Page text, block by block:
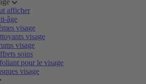
afficher
âge
visage
visage
visage
soins
pour le visage
visage